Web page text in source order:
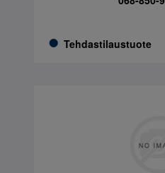
Tehdastilaustuote